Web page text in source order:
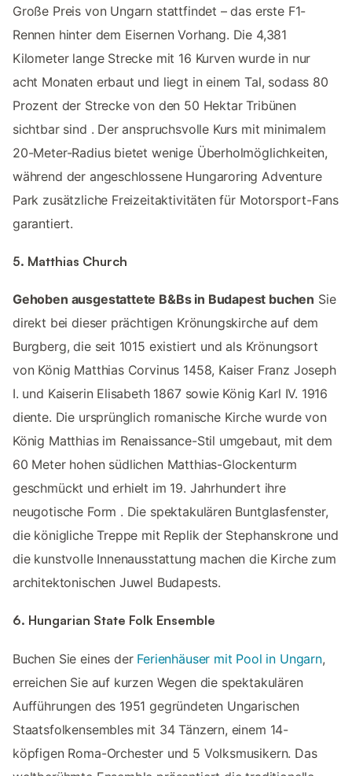
Große Preis von Ungarn stattfindet – das erste F1-
Rennen hinter dem Eisernen Vorhang. Die 4,381
Kilometer lange Strecke mit 16 Kurven wurde in nur
acht Monaten erbaut und liegt in einem Tal, sodass 80
Prozent der Strecke von den 50 Hektar Tribünen
sichtbar sind ​. Der anspruchsvolle Kurs mit minimalem
20-Meter-Radius bietet wenige Überholmöglichkeiten,
während der angeschlossene Hungaroring Adventure
Park zusätzliche Freizeitaktivitäten für Motorsport-Fans
garantiert.
5. Matthias Church
Gehoben ausgestattete B&Bs in Budapest buchen Sie
direkt bei dieser prächtigen Krönungskirche auf dem
Burgberg, die seit 1015 existiert und als Krönungsort
von König Matthias Corvinus 1458, Kaiser Franz Joseph
I. und Kaiserin Elisabeth 1867 sowie König Karl IV. 1916
diente. Die ursprünglich romanische Kirche wurde von
König Matthias im Renaissance-Stil umgebaut, mit dem
60 Meter hohen südlichen Matthias-Glockenturm
geschmückt und erhielt im 19. Jahrhundert ihre
neugotische Form ​. Die spektakulären Buntglasfenster,
die königliche Treppe mit Replik der Stephanskrone und
die kunstvolle Innenausstattung machen die Kirche zum
architektonischen Juwel Budapests.
6. Hungarian State Folk Ensemble
Buchen Sie eines der Ferienhäuser mit Pool in Ungarn,
erreichen Sie auf kurzen Wegen die spektakulären
Aufführungen des 1951 gegründeten Ungarischen
Staatsfolkensembles mit 34 Tänzern, einem 14-
köpfigen Roma-Orchester und 5 Volksmusikern. Das